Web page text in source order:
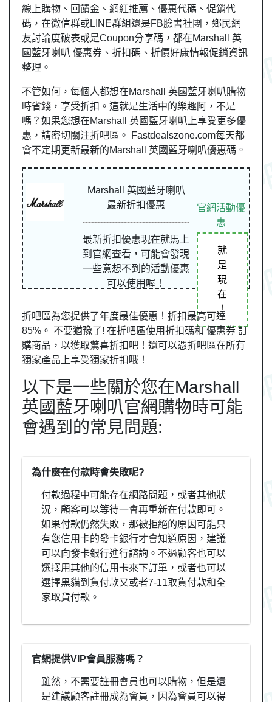
線上購物、回饋金、網紅推薦、優惠代碼、促銷代
碼，在微信群或LINE群組還是FB臉書社團， 鄉民網
友討論度破表或是Coupon分享碼，都在Marshall 英
國藍牙喇叭 優惠券、折扣碼、折價好康情報促銷資訊
整理。
不管如何，每個人都想在Marshall 英國藍牙喇叭購物
時省錢，享受折扣。這就是生活中的樂趣阿，不是
嗎？如果您想在Marshall 英國藍牙喇叭上享受更多優
惠，請密切關注折吧區。 Fastdealszone.com每天都
會不定期更新最新的Marshall 英國藍牙喇叭優惠碼。
Marshall 英國藍牙喇叭
最新折扣優惠
最新折扣優惠現在就馬上
到官網查看，可能會發現
一些意想不到的活動優惠
可以使用喔！
官網活動優
惠
就
是
現
在
！
折吧區為您提供了年度最佳優惠！折扣最高可達
85%。 不要猶豫了! 在折吧區使用折扣碼和 優惠券 訂
購商品，以獲取驚喜折扣吧！還可以憑折吧區在所有
獨家產品上享受獨家折扣哦！
以下是一些關於您在Marshall
英國藍牙喇叭官網購物時可能
會遇到的常見問題:
為什麼在付款時會失敗呢?
付款過程中可能存在網路問題，或者其他狀
況，顧客可以等待一會再重新在付款即可。
如果付款仍然失敗，那被拒絕的原因可能只
有您信用卡的發卡銀行才會知道原因，建議
可以向發卡銀行進行諮詢。不過顧客也可以
選擇用其他的信用卡來下訂單，或者也可以
選擇黑貓到貨付款又或者7-11取貨付款和全
家取貨付款。
官網提供VIP會員服務嗎？
雖然，不需要註冊會員也可以購物，但是還
是建議顧客註冊成為會員，因為會員可以得